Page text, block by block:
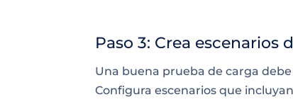
Paso 3: Crea escenarios
Una buena prueba de carga
Configura escenarios que